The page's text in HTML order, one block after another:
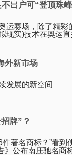
出户可“登顶珠
运赛场，除了精彩
现实)技术在奥运
外新市场
发展的新空间
牌”？
著名商标？”看到
》公布南庄驰名商